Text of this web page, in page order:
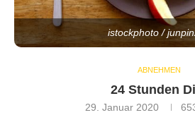
istockphoto /
ABNEHMEN
24 Stunden
29. Januar 2020